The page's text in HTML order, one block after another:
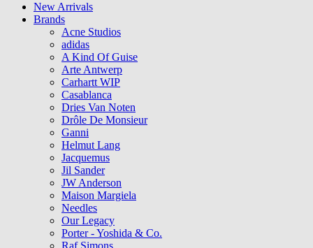
New Arrivals
Brands
Acne Studios
adidas
A Kind Of Guise
Arte Antwerp
Carhartt WIP
Casablanca
Dries Van Noten
Drôle De Monsieur
Ganni
Helmut Lang
Jacquemus
Jil Sander
JW Anderson
Maison Margiela
Needles
Our Legacy
Porter - Yoshida & Co.
Raf Simons